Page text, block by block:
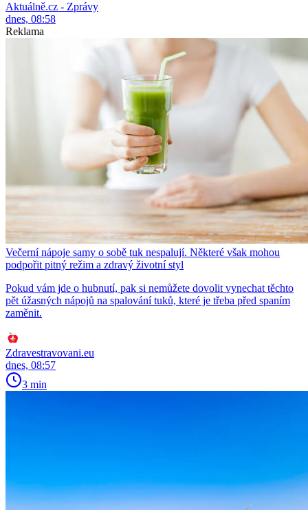
Aktuálně.cz - Zprávy
dnes, 08:58
Reklama
Večerní nápoje samy o sobě tuk nespalují. Některé však mohou
podpořit pitný režim a zdravý životní styl
Pokud vám jde o hubnutí, pak si nemůžete dovolit vynechat těchto
pět úžasných nápojů na spalování tuků, které je třeba před spaním
zaměnit.
Zdravestravovani.eu
dnes, 08:57
3 min